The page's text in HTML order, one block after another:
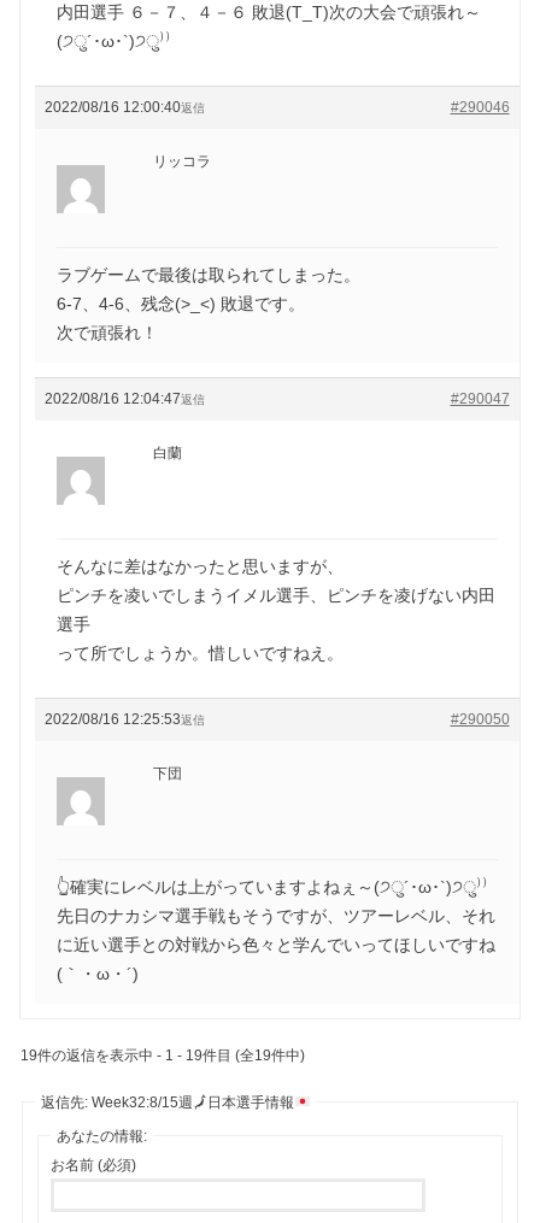
内田選手 ６－７、４－６ 敗退(T_T)次の大会で頑張れ～
(੭ु´･ω･`)੭ु⁾⁾
2022/08/16 12:00:40 #290046
返信
リッコラ
ラブゲームで最後は取られてしまった。
6-7、4-6、残念(>_<) 敗退です。
次で頑張れ！
2022/08/16 12:04:47 #290047
返信
白蘭
そんなに差はなかったと思いますが、
ピンチを凌いでしまうイメル選手、ピンチを凌げない内田
選手
って所でしょうか。惜しいですねえ。
2022/08/16 12:25:53 #290050
返信
下団
👆確実にレベルは上がっていますよねぇ～(੭ु´･ω･`)੭ु⁾⁾
先日のナカシマ選手戦もそうですが、ツアーレベル、それ
に近い選手との対戦から色々と学んでいってほしいですね
(｀・ω・´)ゞ
19件の返信を表示中 - 1 - 19件目 (全19件中)
返信先: Week32:8/15週🗾 日本選手情報
あなたの情報:
お名前 (必須)